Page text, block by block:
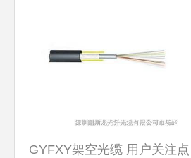
GYFXY架空光缆 用户关注点